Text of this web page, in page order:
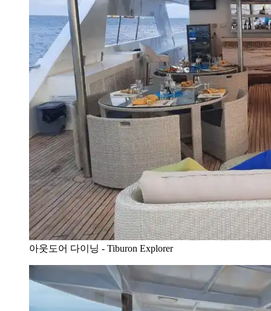
아웃도어 다이닝 - Tiburon Explorer